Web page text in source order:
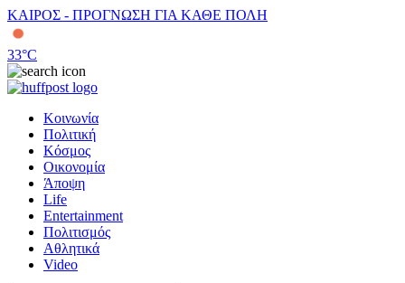
ΚΑΙΡΟΣ - ΠΡΟΓΝΩΣΗ ΓΙΑ ΚΑΘΕ ΠΟΛΗ
33°C
Κοινωνία
Πολιτική
Κόσμος
Οικονομία
Άποψη
Life
Entertainment
Πολιτισμός
Αθλητικά
Video